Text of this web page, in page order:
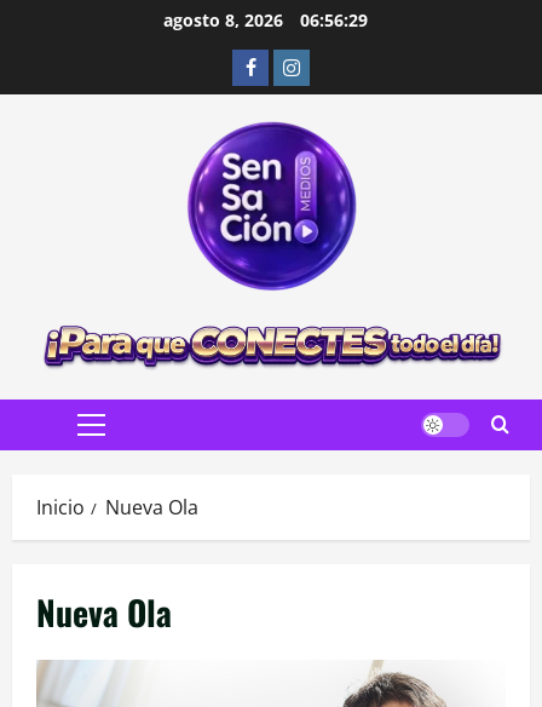
agosto 8, 2026 06:56:30
FacebookInstagram
Menú
Inicio Nueva Ola
Nueva Ola